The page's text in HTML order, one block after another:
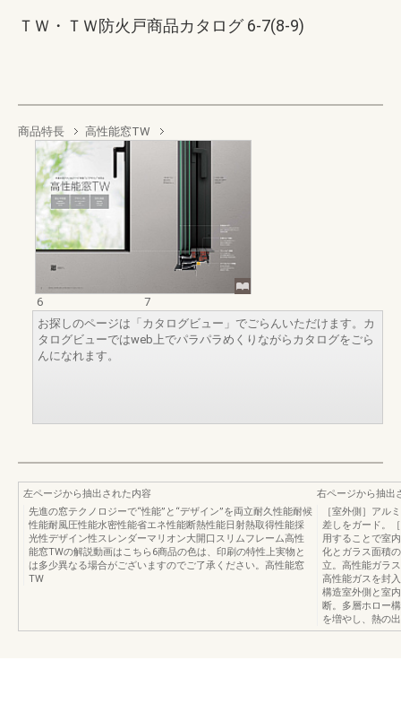
ＴＷ・ＴＷ防火戸商品カタログ 6-7(8-9)
商品特長 高性能窓TW
6
7
お探しのページは「カタログビュー」でごらんいただけます。カ
タログビューではweb上でパラパラめくりながらカタログをごら
んになれます。
左ページから抽出された内容
先進の窓テクノロジーで“性能”と“デザイン”を両立耐久性能耐候
性能耐風圧性能水密性能省エネ性能断熱性能日射熱取得性能採
光性デザイン性スレンダーマリオン大開口スリムフレーム高性
能窓TWの解説動画はこちら6商品の色は、印刷の特性上実物と
は多少異なる場合がございますのでご了承ください。高性能窓
TW
右ページから抽出
［室外側］アル
差しをガード。
用することで室
化とガラス面積
立。高性能ガラ
高性能ガスを封
構造室外側と室
断。多層ホロー
を増やし、熱の